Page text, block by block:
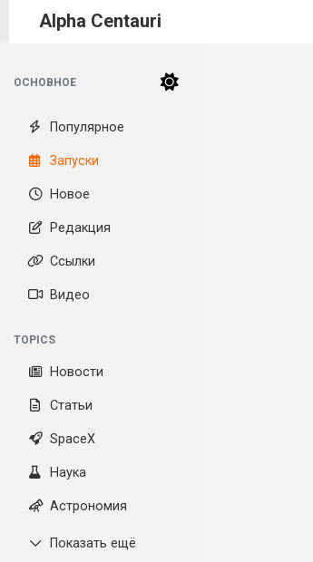
Alpha Centauri
ОСНОВНОЕ
Популярное
Запуски
Новое
Редакция
Ссылки
Видео
TOPICS
Новости
Статьи
SpaceX
Наука
Астрономия
Показать ещё